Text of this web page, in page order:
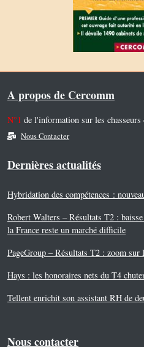
A propos de Cercomm
N°1 de l'information sur les chasseurs
Nous Contacter
Dernières actualités
Hybridation des compétences :
Robert Walters – Résultats T2 :
la France reste un marché difficile
PageGroup – Résultats T2 : zoom sur
Hays : les honoraires nets du T4
Tellent enrichit son assistant RH de
Nous contacter